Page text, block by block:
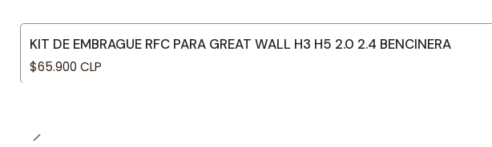
KIT DE EMBRAGUE RFC PARA GREAT WALL H3 H5 2.0 2.4 BENCINERA
$65.900 CLP